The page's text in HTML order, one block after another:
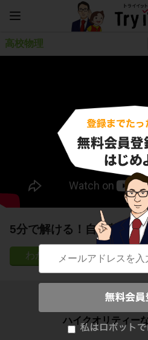
高校物理
5分で解ける！自由落下に
330
子どもの勉強から大
ハイクオリティー